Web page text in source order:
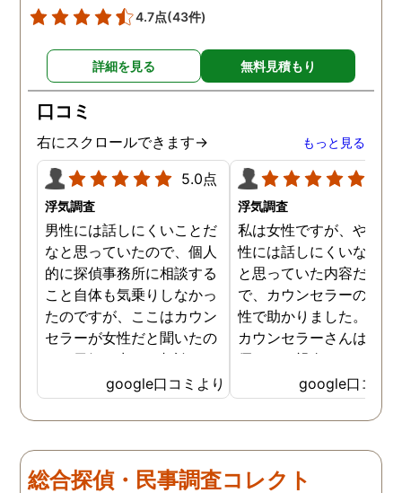
がとうございました！！
4.7点(43件)
詳細を見る 無料見積もり
口コミ
右にスクロールできます→ もっと見る
5.0点
浮気調査
男性には話しにくいことだ
なと思っていたので、個人
的に探偵事務所に相談する
こと自体も気乗りしなかっ
たのですが、ここはカウン
セラーが女性だと聞いたの
で、勇気を出して相談して
みることにしました。感極
まって泣いてしまったり、
感情が表に出すぎてしまう
ださったので安心して悩み
を話せました。他はどうか
google口コミより
浮気調査
私は女性ですが、やはり
性には話しにくいな。。
と思っていた内容だった
で、カウンセラーの方が
性で助かりました。MR
カウンセラーさんはすご
優しくて親身になって話
聞いてくれるので思わず
を流して話してしまいま
た。それほど自分がずっ
した、調査料金は決して
いとは言えませんが、調
google口コミ
総合探偵・民事調査コレクト